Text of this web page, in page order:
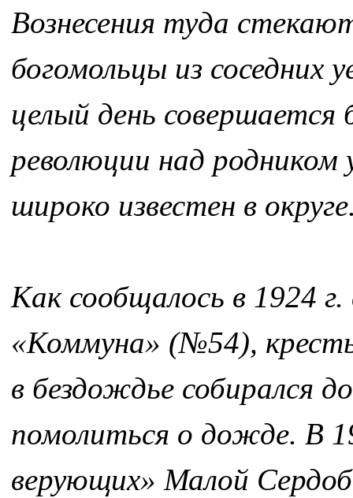
Вознесения туда
богомольцы из соседних
целый день совершается
революции над родником
широко известен в
Как сообщалось в 1924 г.
«Коммуна» (№54),
в бездождье собирался
помолиться о дожде. В
верующих» Малой